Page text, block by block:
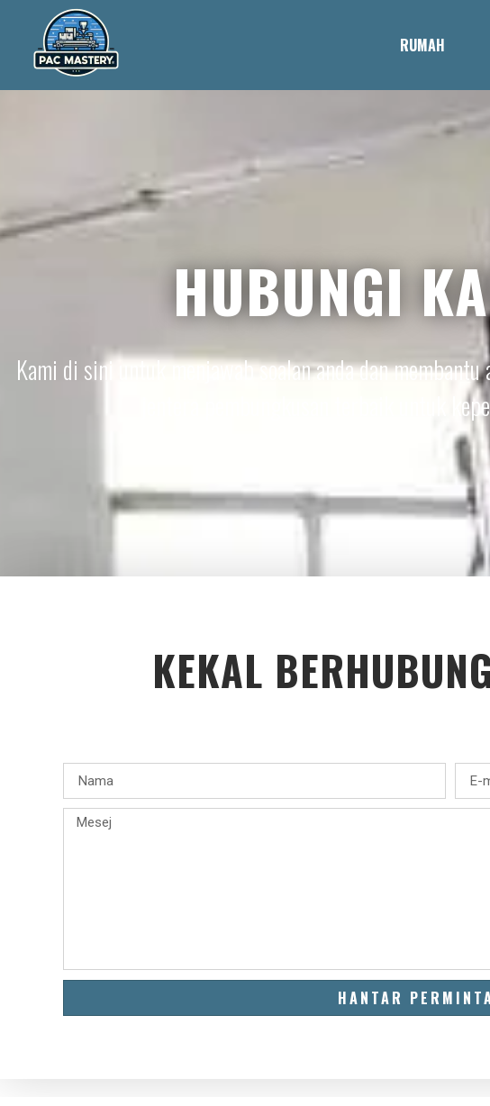
RUMAH
HUBUNGI
Kami di sini untuk menjawab soalan anda dan membantu
jentera pembungkusan terbaik untuk
KEKAL
HANTAR